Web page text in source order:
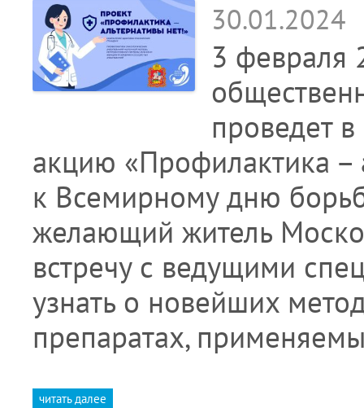
30.01.2024
3 февраля
проведет
акцию «Профилактика –
к Всемирному дню
желающий житель
встречу с ведущими
узнать о новейших
препаратах,
читать далее